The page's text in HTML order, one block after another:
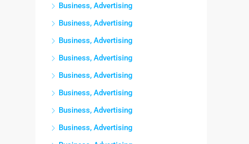
Business, Advertising
Business, Advertising
Business, Advertising
Business, Advertising
Business, Advertising
Business, Advertising
Business, Advertising
Business, Advertising